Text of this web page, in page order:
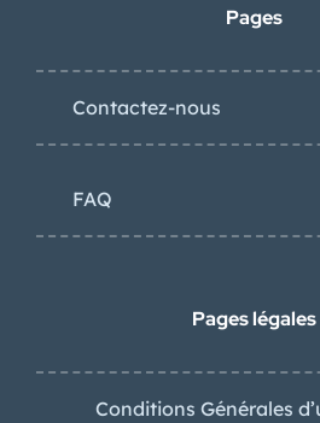
Pages
Contactez-nous
FAQ
Pages légales
Conditions Générales